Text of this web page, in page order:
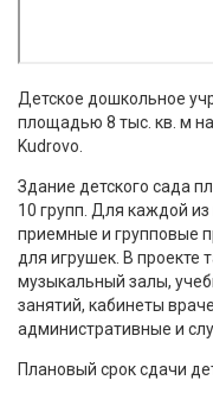
Детское дошкольное
площадью 8 тыс. кв. м
Kudrovo.
Здание детского сада
10 групп. Для каждой
приемные и групповые
для игрушек. В проекте
музыкальный залы,
занятий, кабинеты
административные и
Плановый срок сдачи